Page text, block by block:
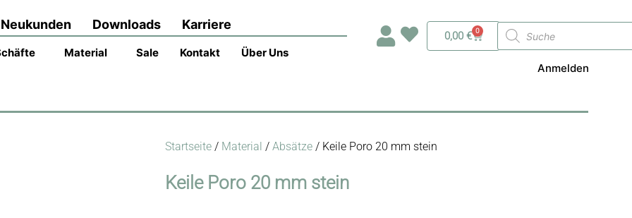
Neukunden Downloads Karriere
Material Sale Kontakt Über Uns
0,00 € 0 Warenkorb
Products
search
Anmelden
Startseite / Material / Absätze / Keile Poro 20 mm stein
Keile Poro 20 mm stein